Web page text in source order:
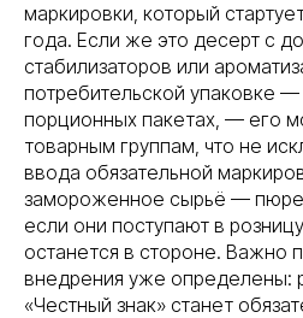
маркировки, который
года. Если же это десерт с
стабилизаторов или
потребительской упаковке —
порционных пакетах, — его
товарным группам, что не
ввода обязательной
замороженное сырьё — пюре
если они поступают в
останется в стороне. Важно
внедрения уже определены:
«Честный знак» станет